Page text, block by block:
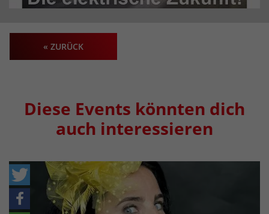
« ZURÜCK
Diese Events könnten dich
auch interessieren